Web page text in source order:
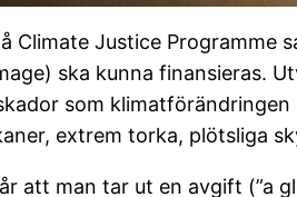
Climate Justice Programme
ska kunna finansieras.
som
extrem torka, plötsliga
att man tar ut en avgift (”a